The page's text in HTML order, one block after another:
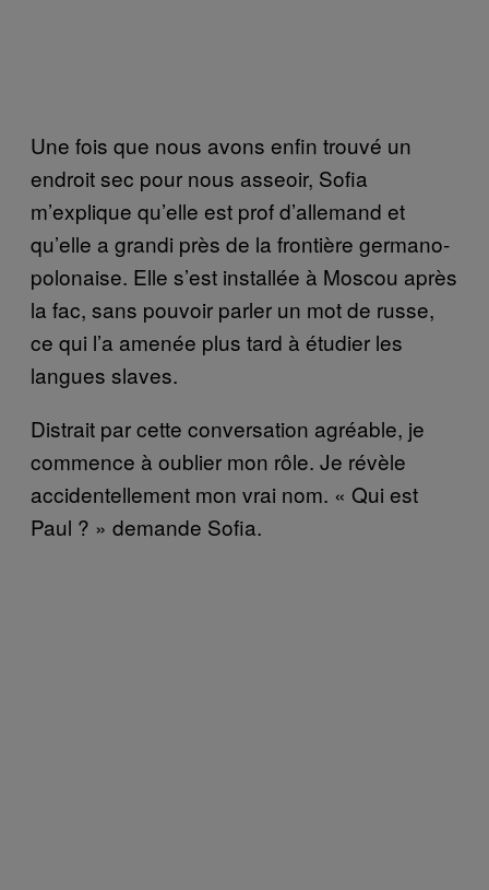
Une fois que nous avons enfin trouvé un
endroit sec pour nous asseoir, Sofia
m’explique qu’elle est prof d’allemand et
qu’elle a grandi près de la frontière germano-
polonaise. Elle s’est installée à Moscou après
la fac, sans pouvoir parler un mot de russe,
ce qui l’a amenée plus tard à étudier les
langues slaves.
Distrait par cette conversation agréable, je
commence à oublier mon rôle. Je révèle
accidentellement mon vrai nom. « Qui est
Paul ? » demande Sofia.